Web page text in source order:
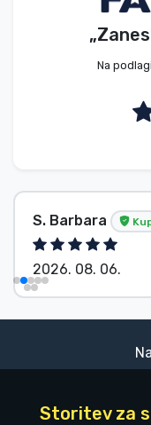
Na
S. Barbara
2026. 08. 06.
Storitev za